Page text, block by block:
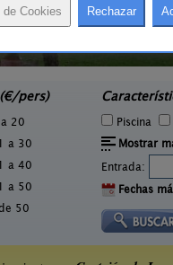
Paraje Luco
pers)
20
a 30
a 40
a 50
50
Piscina
Mostrar
Entrada:
Fechas